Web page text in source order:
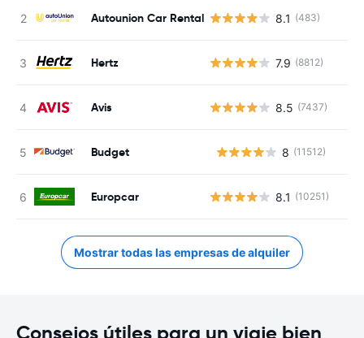
Autounion Car Rental 8.1 (483)
Hertz 7.9 (8812)
Avis 8.5 (7437)
Budget 8 (11512)
Europcar 8.1 (10251)
Mostrar todas las empresas de alquiler
Consejos útiles para un viaje bien